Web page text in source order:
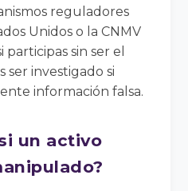
reguladores
Unidos o la CNMV
participas sin ser el
ser investigado si
información falsa.
un activo